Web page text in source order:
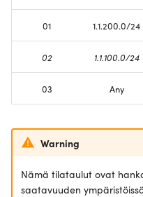
01 1.1.200.0/24
02 1.1.100.0/24
03 Any
Warning
Nämä tilataulut ovat
saatavuuden